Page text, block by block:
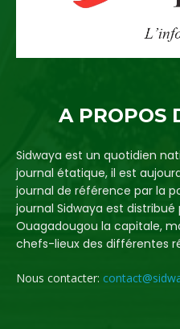
A PROPOS
Sidwaya est un quotidien
journal étatique, il est
journal de référence par la
journal Sidwaya est
Ouagadougou la capitale,
chefs-lieux des différentes
Nous contacter: